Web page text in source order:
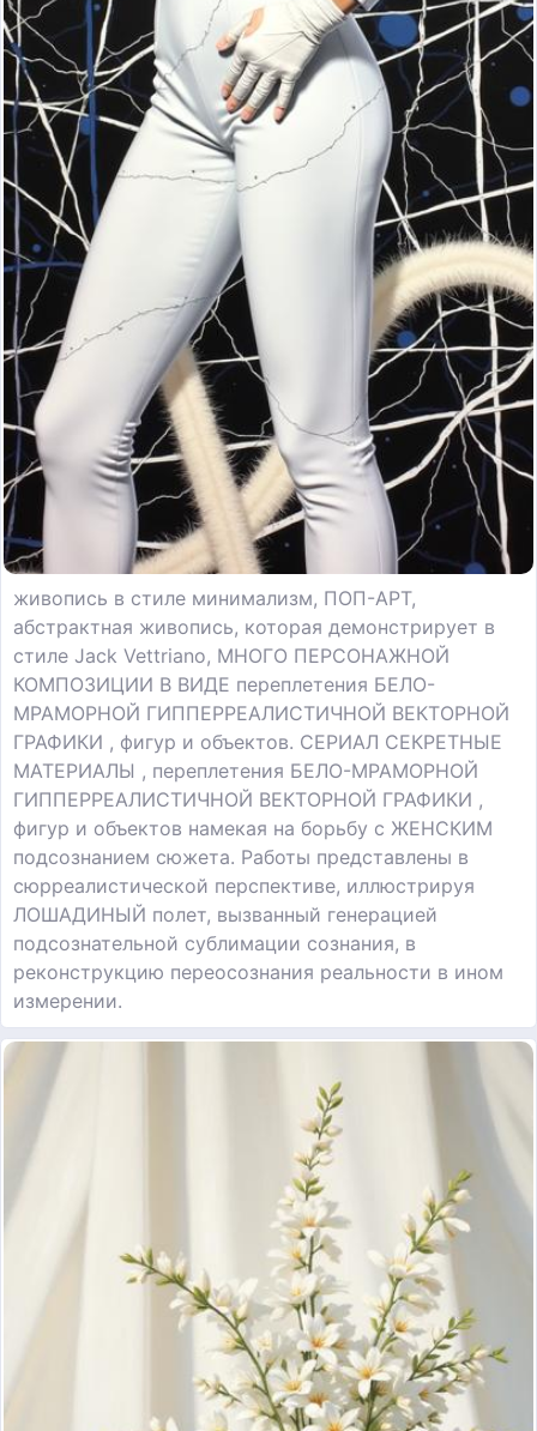
живопись в стиле минимализм, ПОП-АРТ,
абстрактная живопись, которая демонстрирует в
стиле Jack Vettriano, МНОГО ПЕРСОНАЖНОЙ
КОМПОЗИЦИИ В ВИДЕ переплетения БЕЛО-
МРАМОРНОЙ ГИППЕРРЕАЛИСТИЧНОЙ ВЕКТОРНОЙ
ГРАФИКИ , фигур и объектов. СЕРИАЛ СЕКРЕТНЫЕ
МАТЕРИАЛЫ , переплетения БЕЛО-МРАМОРНОЙ
ГИППЕРРЕАЛИСТИЧНОЙ ВЕКТОРНОЙ ГРАФИКИ ,
фигур и объектов намекая на борьбу с ЖЕНСКИМ
подсознанием сюжета. Работы представлены в
сюрреалистической перспективе, иллюстрируя
ЛОШАДИНЫЙ полет, вызванный генерацией
подсознательной сублимации сознания, в
реконструкцию переосознания реальности в ином
измерении.